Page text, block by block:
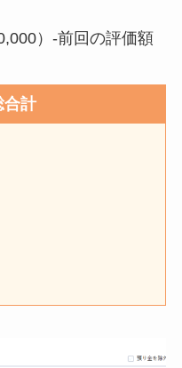
）-前回の評価額
合計